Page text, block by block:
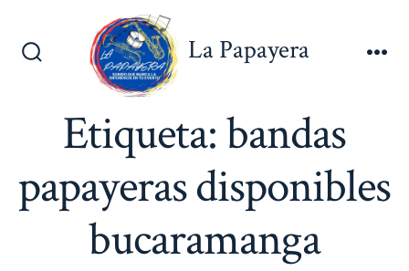
Alternar
La Papayera
Etiqueta:bandas
papayeras disponibles
bucaramanga